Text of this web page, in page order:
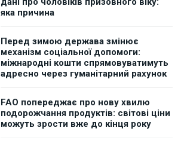
яка причина
Перед зимою держава змінює
механізм соціальної допомоги:
міжнародні кошти спрямовуватимуть
адресно через гуманітарний рахунок
FAO попереджає про нову хвилю
подорожчання продуктів: світові ціни
можуть зрости вже до кінця року